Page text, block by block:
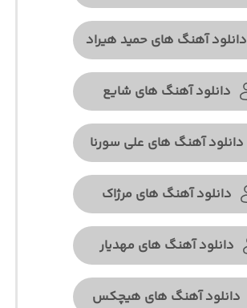
دانلود آهنگ های حمید هیراد
دانلود آهنگ های شایع
دانلود آهنگ های علی سورنا
دانلود آهنگ های مرژاک
دانلود آهنگ های مهدیار
دانلود آهنگ های هیچکس